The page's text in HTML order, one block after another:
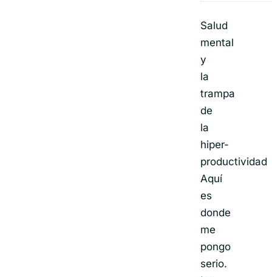
Salud
mental
y
la
trampa
de
la
hiper-
productividad
Aquí
es
donde
me
pongo
serio.